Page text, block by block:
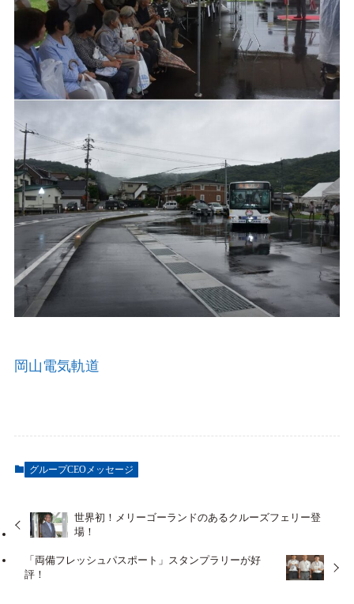
岡山電気軌道
グループCEOメッセージ
世界初！メリーゴーランドのあるクルーズフェリー登
場！
「両備フレッシュパスポート」スタンプラリーが好
評！